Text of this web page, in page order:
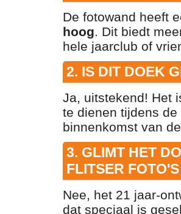
De fotowand heeft
hoog. Dit biedt
hele jaarclub of
2. IS DIT DOEK
Ja, uitstekend! Het
te dienen tijdens
binnenkomst van
3. GLIMT HET
FLITSER
Nee, het 21 jaar-
dat speciaal is